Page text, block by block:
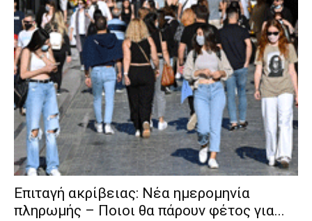
Επιταγή ακρίβειας: Nέα ημερομηνία
πληρωμής – Ποιοι θα πάρουν φέτος για...